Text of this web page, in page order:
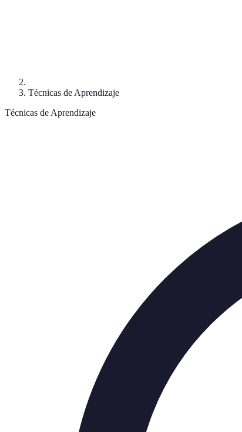
Técnicas de Aprendizaje
Técnicas de Aprendizaje